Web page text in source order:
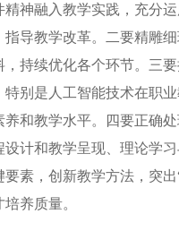
精神融入教学实践，充分
指导教学改革。二要精雕
，持续优化各个环节。三
特别是人工智能技术在职
养和教学水平。四要正确
设计和教学呈现、理论学
要素，创新教学方法，突出
养质量。